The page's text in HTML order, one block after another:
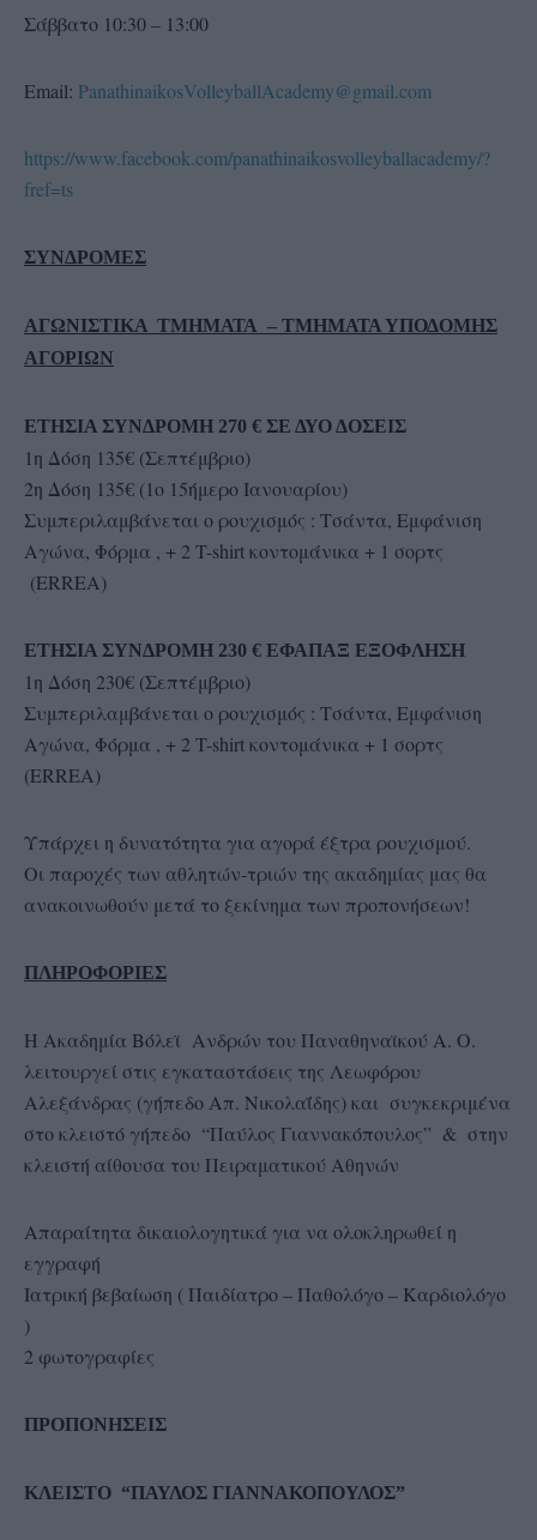
Σάββατο 10:30 – 13:00
Εmail: PanathinaikosVolleyballAcademy@gmail.com
https://www.facebook.com/panathinaikosvolleyballacademy/?
fref=ts
ΣΥΝΔΡΟΜΕΣ
ΑΓΩΝΙΣΤΙΚΑ ΤΜΗΜΑΤΑ – ΤΜΗΜΑΤΑ ΥΠΟΔΟΜΗΣ
ΑΓΟΡΙΩΝ
ΕΤΗΣΙΑ ΣΥΝΔΡΟΜΗ 270 € ΣΕ ΔΥΟ ΔΟΣΕΙΣ
1η Δόση 135€ (Σεπτέμβριο)
2η Δόση 135€ (1ο 15ήμερο Ιανουαρίου)
Συμπεριλαμβάνεται ο ρουχισμός : Τσάντα, Εμφάνιση
Αγώνα, Φόρμα , + 2 T-shirt κοντομάνικα + 1 σορτς
(ERREA)
ΕΤΗΣΙΑ ΣΥΝΔΡΟΜΗ 230 € ΕΦΑΠΑΞ ΕΞΟΦΛΗΣΗ
1η Δόση 230€ (Σεπτέμβριο)
Συμπεριλαμβάνεται ο ρουχισμός : Τσάντα, Εμφάνιση
Αγώνα, Φόρμα , + 2 T-shirt κοντομάνικα + 1 σορτς
(ERREA)
Υπάρχει η δυνατότητα για αγορά έξτρα ρουχισμού.
Οι παροχές των αθλητών-τριών της ακαδημίας μας θα
ανακοινωθούν μετά το ξεκίνημα των προπονήσεων!
ΠΛΗΡΟΦΟΡΙΕΣ
Η Ακαδημία Βόλεϊ Ανδρών του Παναθηναϊκού Α. Ο.
λειτουργεί στις εγκαταστάσεις της Λεωφόρου
Αλεξάνδρας (γήπεδο Απ. Νικολαΐδης) και συγκεκριμένα
στο κλειστό γήπεδο “Παύλος Γιαννακόπουλος” & στην
κλειστή αίθουσα του Πειραματικού Αθηνών
Απαραίτητα δικαιολογητικά για να ολοκληρωθεί η
εγγραφή
Ιατρική βεβαίωση ( Παιδίατρο – Παθολόγο – Καρδιολόγο
)
2 φωτογραφίες
ΠΡΟΠΟΝΗΣΕΙΣ
ΚΛΕΙΣΤΟ “ΠΑΥΛΟΣ ΓΙΑΝΝΑΚΟΠΟΥΛΟΣ”